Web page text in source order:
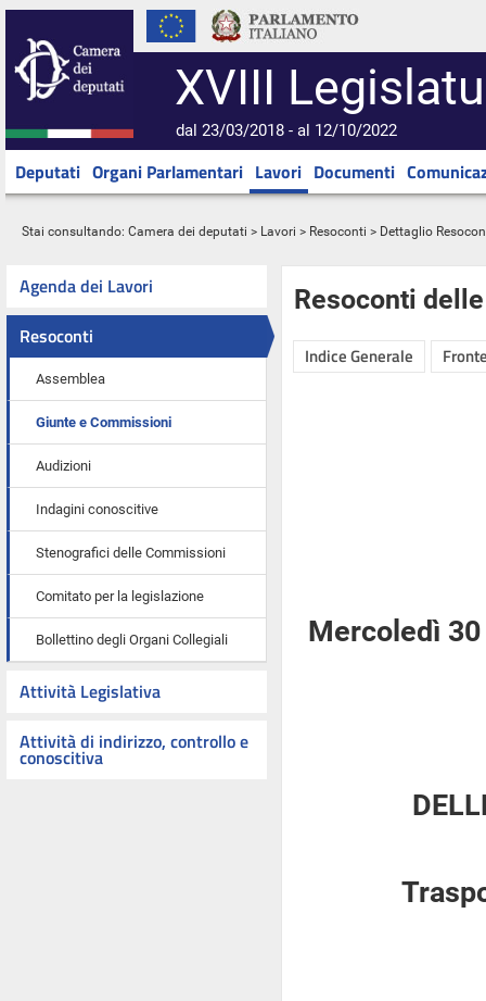
XVIII
dal 23/03/2018 - al 12/10/2022
Deputati Organi Parlamentari Lavori Documenti
Stai consultando: Camera dei deputati > Lavori > Resoconti > Dettaglio
Agenda dei Lavori
Resoconti
Assemblea
Giunte e Commissioni
Audizioni
Indagini conoscitive
Stenografici delle Commissioni
Comitato per la legislazione
Bollettino degli Organi Collegiali
Attività Legislativa
Attività di indirizzo, controllo e
conoscitiva
Resoconti
Indice Generale
Mercoledì